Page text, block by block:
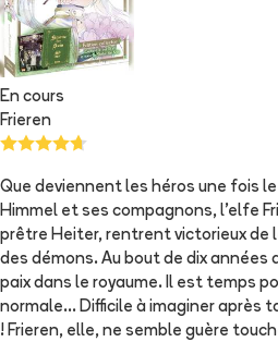
En cours
Frieren
Que deviennent les héros une fois
Himmel et ses compagnons, l’elfe
prêtre Heiter, rentrent victorieux de
des démons. Au bout de dix années
paix dans le royaume. Il est temps
normale... Difficile à imaginer après
! Frieren, elle, ne semble guère